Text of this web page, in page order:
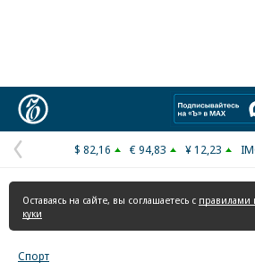
Предыдущая
страница
$ 82,16 € 94,83 ¥ 12,23
Оставаясь на сайте, вы соглашаетесь с правилами
куки
Спорт